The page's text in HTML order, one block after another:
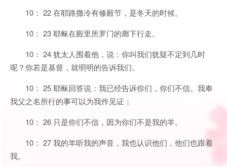
10： 22 在耶路撒冷有修殿节，是冬天的时候。
10： 23 耶稣在殿里所罗门的廊下行走。
10： 24 犹太人围着他，说：你叫我们犹疑不定到几时
呢？你若是基督，就明明的告诉我们。
10： 25 耶稣回答说：我已经告诉你们，你们不信。我奉
我父之名所行的事可以为我作见证；
10： 26 只是你们不信，因为你们不是我的羊。
10： 27 我的羊听我的声音，我也认识他们，他们也跟着
我。